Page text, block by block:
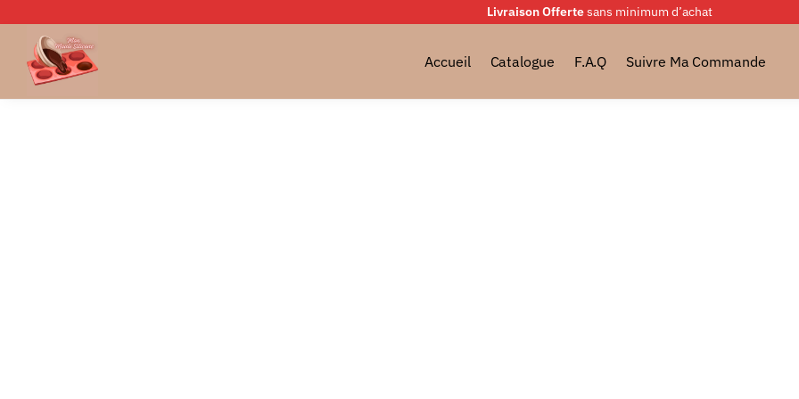
Livraison Offertesans minimum d’achat
Accueil Catalogue F.A.Q Suivre Ma Commande